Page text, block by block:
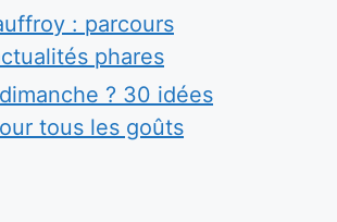
: parcours
phares
? 30 idées
tous les goûts